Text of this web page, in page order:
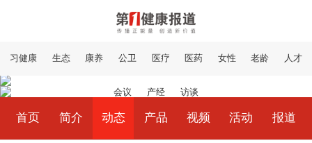
习健康 生态 康养 公卫 医疗 医药 女性 老龄 人才
会议 产经 访谈
首页 简介 动态 产品 视频 活动 报道